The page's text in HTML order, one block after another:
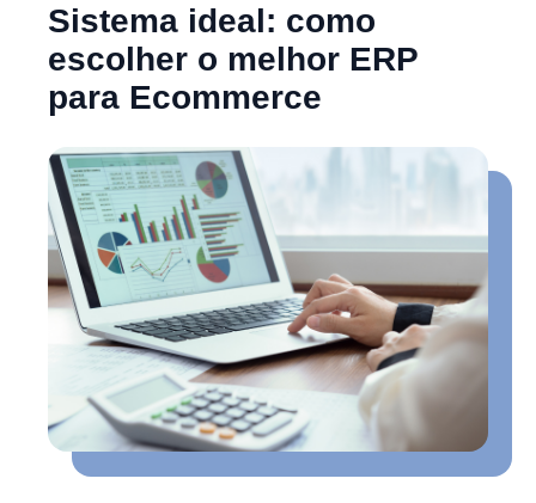
Sistema ideal: como
escolher o melhor ERP
para Ecommerce